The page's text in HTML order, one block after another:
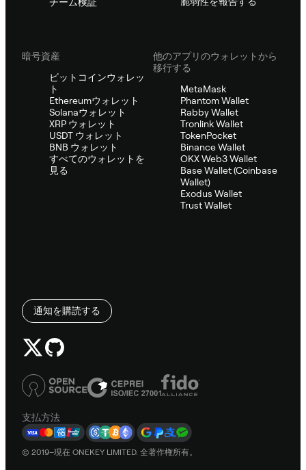
暗号資産
ビットコインウォレッ
ト
Ethereumウォレット
Solanaウォレット
XRP ウォレット
USDT ウォレット
BNB ウォレット
すべてのウォレットを
見る
他のアプリのウォレットから
移行する
MetaMask
Phantom Wallet
Rabby Wallet
Tronlink Wallet
TokenPocket
Binance Wallet
OKX Web3 Wallet
Base Wallet (Coinbase
Wallet)
Exodus Wallet
Trust Wallet
通知を購読する
支払方法
© 2019–現在 ONEKEY LIMITED. 全著作権所有。